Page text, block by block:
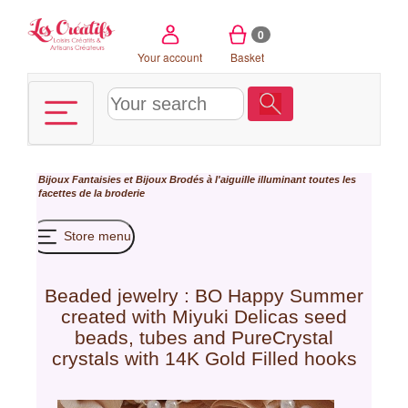
Your account
0
Basket
Bijoux Fantaisies et Bijoux Brodés à l'aiguille illuminant toutes les
facettes de la broderie
Store menu
Beaded jewelry : BO Happy Summer
created with Miyuki Delicas seed
beads, tubes and PureCrystal
crystals with 14K Gold Filled hooks